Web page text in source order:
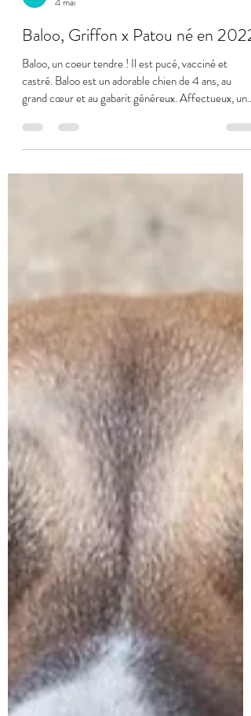
Refuge Canin de Sisteron
4 mai
Baloo, Griffon x Patou né en 2022
Baloo, un coeur tendre ! Il est pucé, vacciné et
castré. Baloo est un adorable chien de 4 ans, au
grand cœur et au gabarit généreux. Affectueux, un
quotidien. Malheureusement, son gabarit est devenu
trop imposant pour son maître actuel, une personne
besoins. Baloo mérite aujourd’hui un foyer capable
de lui offrir l’espace et les